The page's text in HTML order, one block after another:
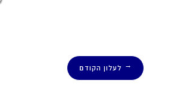
← לעלון הקודם